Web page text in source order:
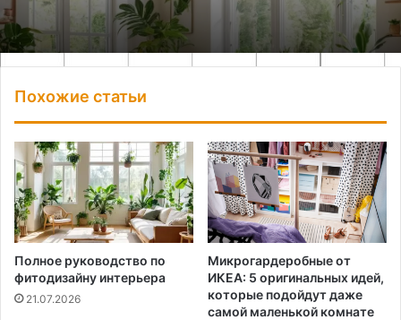
Похожие статьи
Полное руководство по
фитодизайну интерьера
21.07.2026
Микрогардеробные от
ИКЕА: 5 оригинальных идей,
которые подойдут даже
самой маленькой комнате